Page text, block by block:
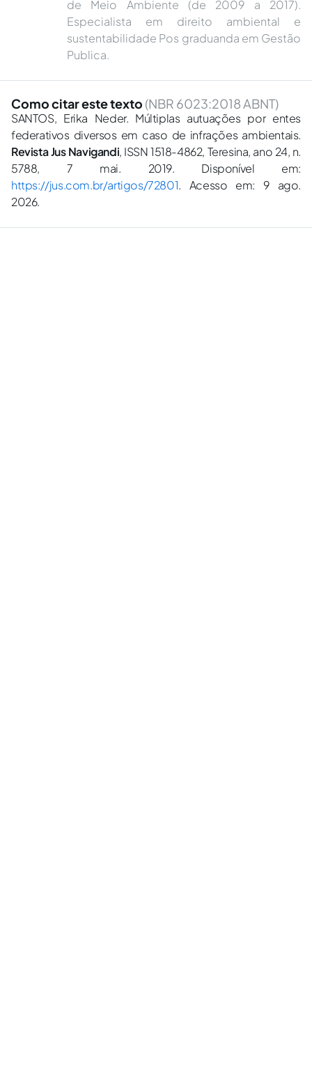
de Meio Ambiente (de 2009 a 2017).
Especialista em direito ambiental e
sustentabilidade Pos graduanda em Gestão
Publica.
Como citar este texto (NBR 6023:2018 ABNT)
SANTOS, Erika Neder. Múltiplas autuações por entes
federativos diversos em caso de infrações ambientais.
Revista Jus Navigandi, ISSN 1518-4862, Teresina, ano 24, n.
5788, 7 mai. 2019. Disponível em:
https://jus.com.br/artigos/72801. Acesso em: 9 ago.
2026.